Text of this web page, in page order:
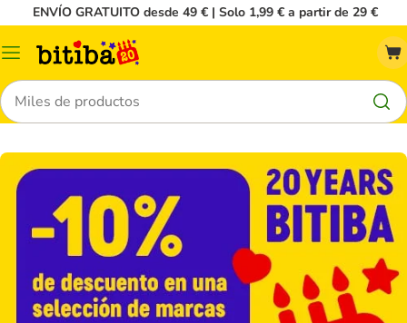
ENVÍO GRATUITO desde 49 € | Solo 1,99 € a partir de 29 €
Menú
Buscar